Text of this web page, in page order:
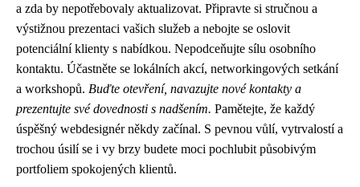
a zda by nepotřebovaly aktualizovat. Připravte si stručnou a
výstižnou prezentaci vašich služeb a nebojte se oslovit
potenciální klienty s nabídkou. Nepodceňujte sílu osobního
kontaktu. Účastněte se lokálních akcí, networkingových setkání
a workshopů. Buďte otevření, navazujte nové kontakty a
prezentujte své dovednosti s nadšením. Pamětejte, že každý
úspěšný webdesignér někdy začínal. S pevnou vůlí, vytrvalostí a
trochou úsilí se i vy brzy budete moci pochlubit působivým
portfoliem spokojených klientů.